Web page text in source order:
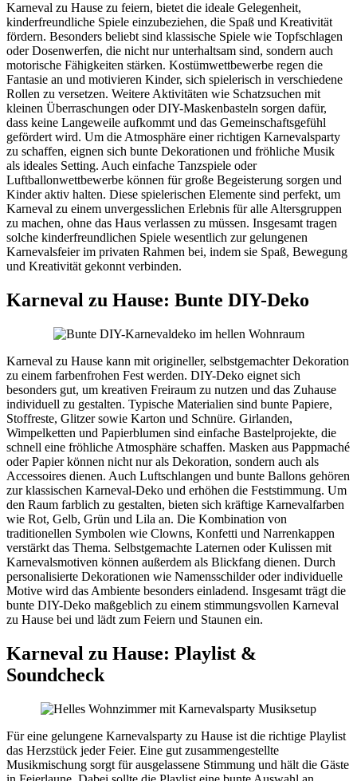
Karneval zu Hause zu feiern, bietet die ideale Gelegenheit,
kinderfreundliche Spiele einzubeziehen, die Spaß und Kreativität
fördern. Besonders beliebt sind klassische Spiele wie Topfschlagen
oder Dosenwerfen, die nicht nur unterhaltsam sind, sondern auch
motorische Fähigkeiten stärken. Kostümwettbewerbe regen die
Fantasie an und motivieren Kinder, sich spielerisch in verschiedene
Rollen zu versetzen. Weitere Aktivitäten wie Schatzsuchen mit
kleinen Überraschungen oder DIY-Maskenbasteln sorgen dafür,
dass keine Langeweile aufkommt und das Gemeinschaftsgefühl
gefördert wird. Um die Atmosphäre einer richtigen Karnevalsparty
zu schaffen, eignen sich bunte Dekorationen und fröhliche Musik
als ideales Setting. Auch einfache Tanzspiele oder
Luftballonwettbewerbe können für große Begeisterung sorgen und
Kinder aktiv halten. Diese spielerischen Elemente sind perfekt, um
Karneval zu einem unvergesslichen Erlebnis für alle Altersgruppen
zu machen, ohne das Haus verlassen zu müssen. Insgesamt tragen
solche kinderfreundlichen Spiele wesentlich zur gelungenen
Karnevalsfeier im privaten Rahmen bei, indem sie Spaß, Bewegung
und Kreativität gekonnt verbinden.
Karneval zu Hause: Bunte DIY-Deko
Karneval zu Hause kann mit origineller, selbstgemachter Dekoration
zu einem farbenfrohen Fest werden. DIY-Deko eignet sich
besonders gut, um kreativen Freiraum zu nutzen und das Zuhause
individuell zu gestalten. Typische Materialien sind bunte Papiere,
Stoffreste, Glitzer sowie Karton und Schnüre. Girlanden,
Wimpelketten und Papierblumen sind einfache Bastelprojekte, die
schnell eine fröhliche Atmosphäre schaffen. Masken aus Pappmaché
oder Papier können nicht nur als Dekoration, sondern auch als
Accessoires dienen. Auch Luftschlangen und bunte Ballons gehören
zur klassischen Karneval-Deko und erhöhen die Feststimmung. Um
den Raum farblich zu gestalten, bieten sich kräftige Karnevalfarben
wie Rot, Gelb, Grün und Lila an. Die Kombination von
traditionellen Symbolen wie Clowns, Konfetti und Narrenkappen
verstärkt das Thema. Selbstgemachte Laternen oder Kulissen mit
Karnevalsmotiven können außerdem als Blickfang dienen. Durch
personalisierte Dekorationen wie Namensschilder oder individuelle
Motive wird das Ambiente besonders einladend. Insgesamt trägt die
bunte DIY-Deko maßgeblich zu einem stimmungsvollen Karneval
zu Hause bei und lädt zum Feiern und Staunen ein.
Karneval zu Hause: Playlist &
Soundcheck
Für eine gelungene Karnevalsparty zu Hause ist die richtige Playlist
das Herzstück jeder Feier. Eine gut zusammengestellte
Musikmischung sorgt für ausgelassene Stimmung und hält die Gäste